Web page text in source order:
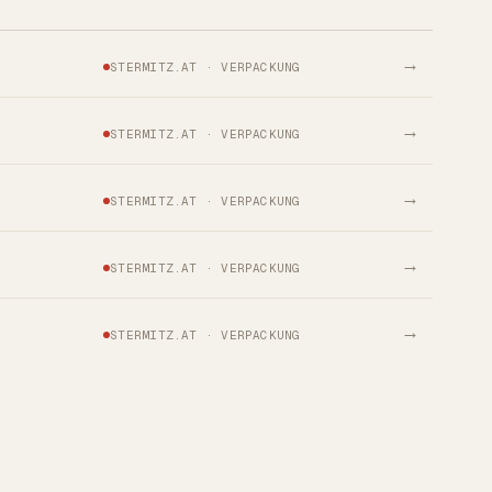
STERMITZ.AT · VERPACKUNG →
STERMITZ.AT · VERPACKUNG →
STERMITZ.AT · VERPACKUNG →
STERMITZ.AT · VERPACKUNG →
STERMITZ.AT · VERPACKUNG →